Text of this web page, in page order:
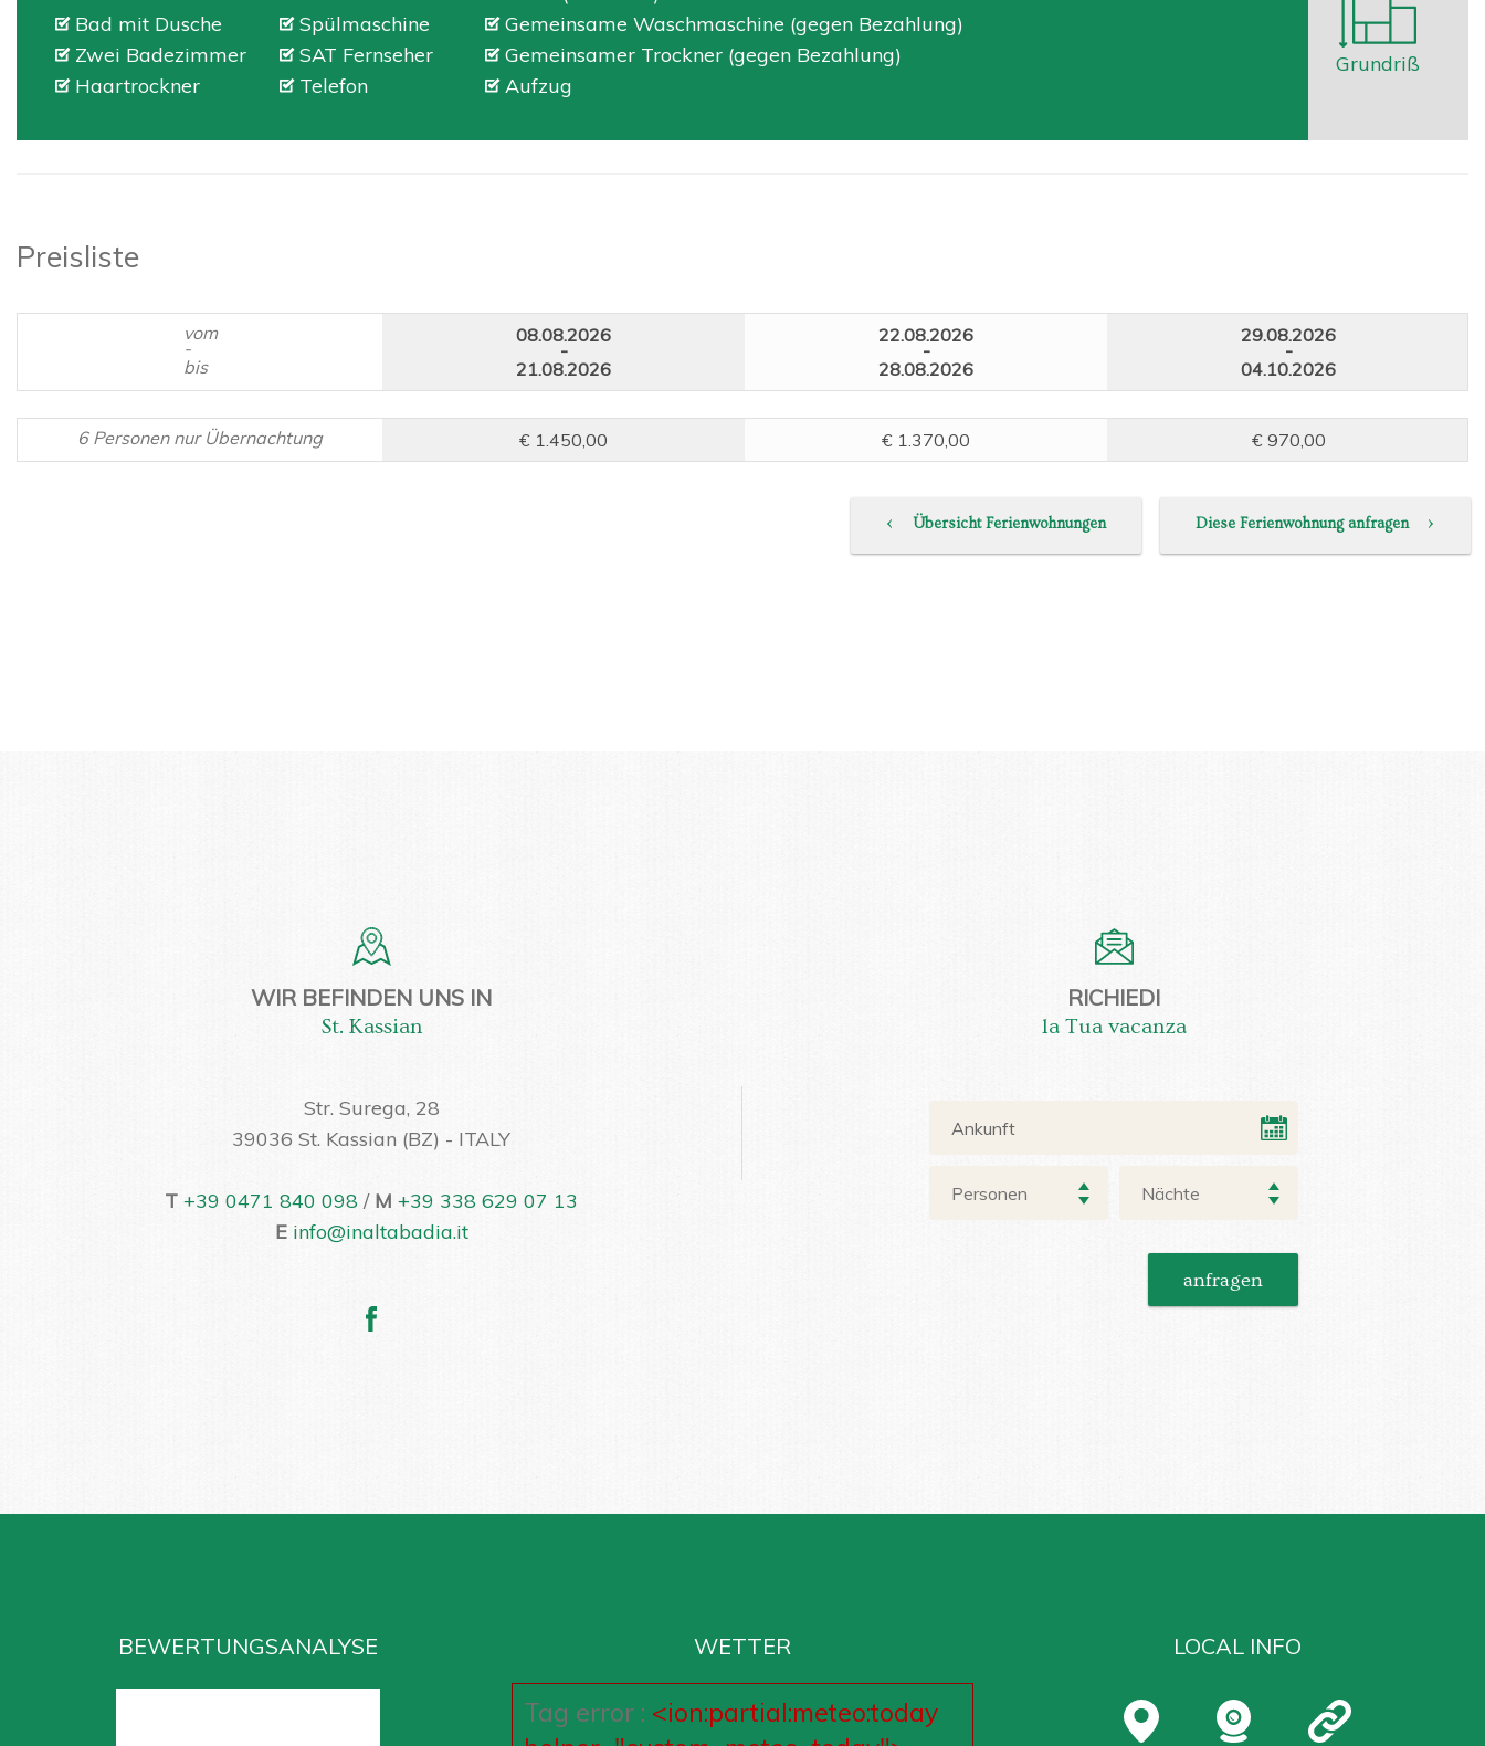
Bad mit Dusche
Zwei Badezimmer
Haartrockner
Spülmaschine
SAT Fernseher
Telefon
Gemeinsame Waschmaschine (gegen Bezahlung)
Gemeinsamer Trockner (gegen Bezahlung)
Aufzug
Grundriß
Preisliste
vom
-
bis
08.08.2026
-
21.08.2026
22.08.2026
-
28.08.2026
29.08.2026
-
04.10.2026
6 Personen nur Übernachtung € 1.450,00 € 1.370,00 € 970,00
‹ Übersicht Ferienwohnungen Diese Ferienwohnung anfragen ›
WIR BEFINDEN UNS IN
St. Kassian
Str. Surega, 28
39036 St. Kassian (BZ) - ITALY
T +39 0471 840 098 / M +39 338 629 07 13
E info@inaltabadia.it
RICHIEDI
la Tua vacanza
anfragen
BEWERTUNGSANALYSE WETTER
Tag error : <ion:partial:meteo:today
LOCAL INFO